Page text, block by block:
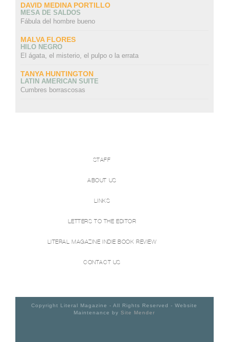
DAVID MEDINA PORTILLO
MESA DE SALDOS
Fábula del hombre bueno
MALVA FLORES
HILO NEGRO
El ágata, el misterio, el pulpo o la errata
TANYA HUNTINGTON
LATIN AMERICAN SUITE
Cumbres borrascosas
STAFF
ABOUT US
LINKS
LETTERS TO THE EDITOR
LITERAL MAGAZINE INDIE BOOK REVIEW
CONTACT US
Copyright Literal Magazine - All Rights Reserved - Website
Maintenance bySite Mender